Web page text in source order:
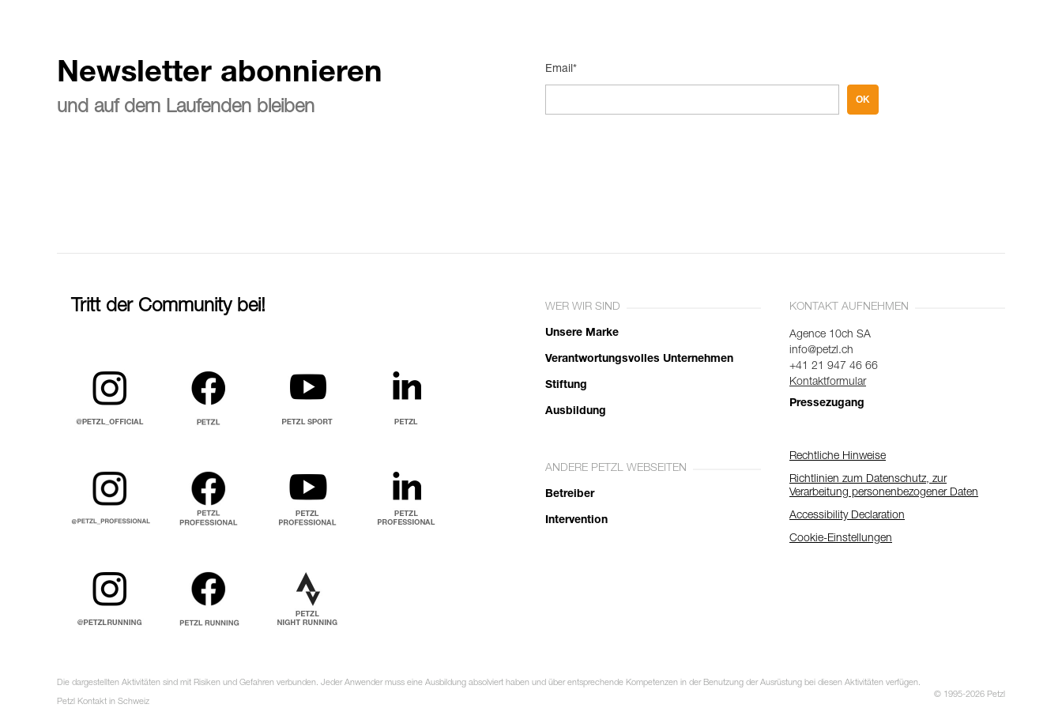
Newsletter abonnieren
und auf dem Laufenden bleiben
Email*
OK
Tritt der Community bei! WER WIR SIND
Unsere Marke
Verantwortungsvolles Unternehmen
Stiftung
Ausbildung
ANDERE PETZL WEBSEITEN
Betreiber
Intervention
KONTAKT AUFNEHMEN
Agence 10ch SA
info@petzl.ch
+41 21 947 46 66
Kontaktformular
Pressezugang
Rechtliche Hinweise
Richtlinien zum Datenschutz, zur
Verarbeitung personenbezogener Daten
Accessibility Declaration
Cookie-Einstellungen
Die dargestellten Aktivitäten sind mit Risiken und Gefahren verbunden. Jeder Anwender muss eine Ausbildung absolviert haben und über entsprechende Kompetenzen in der Benutzung der Ausrüstung bei diesen Aktivitäten verfügen.
Petzl Kontakt in Schweiz
© 1995-2026 Petzl